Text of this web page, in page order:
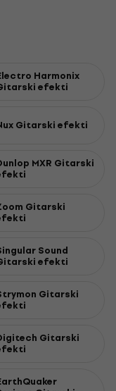
Harmonix
efekti
Gitarski efekti
MXR Gitarski
Gitarski
Sound
efekti
Gitarski
Gitarski